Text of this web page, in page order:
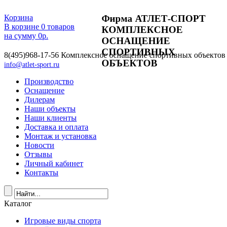
Фирма АТЛЕТ-СПОРТ
КОМПЛЕКСНОЕ
ОСНАЩЕНИЕ
СПОРТИВНЫХ
ОБЪЕКТОВ
Корзина
В корзине 0 товаров
на сумму 0р.
8(495)968-17-56 Комплексное оснащение спортивных объектов
info@atlet-sport.ru
Производство
Оснащение
Дилерам
Наши объекты
Наши клиенты
Доставка и оплата
Монтаж и установка
Новости
Отзывы
Личный кабинет
Контакты
Каталог
Игровые виды спорта